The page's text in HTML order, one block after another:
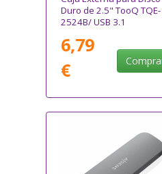
Duro de 2.5" TooQ TQE-
2524B/ USB 3.1
6,79
€